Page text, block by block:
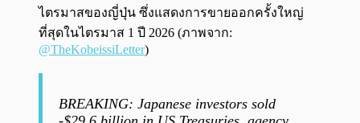
ไตรมาสของญี่ปุ่น ซึ่งแสดงการขายออกครั้งใหญ่
ที่สุดในไตรมาส 1 ปี 2026 (ภาพจาก:
@TheKobeissiLetter)
BREAKING: Japanese investors sold